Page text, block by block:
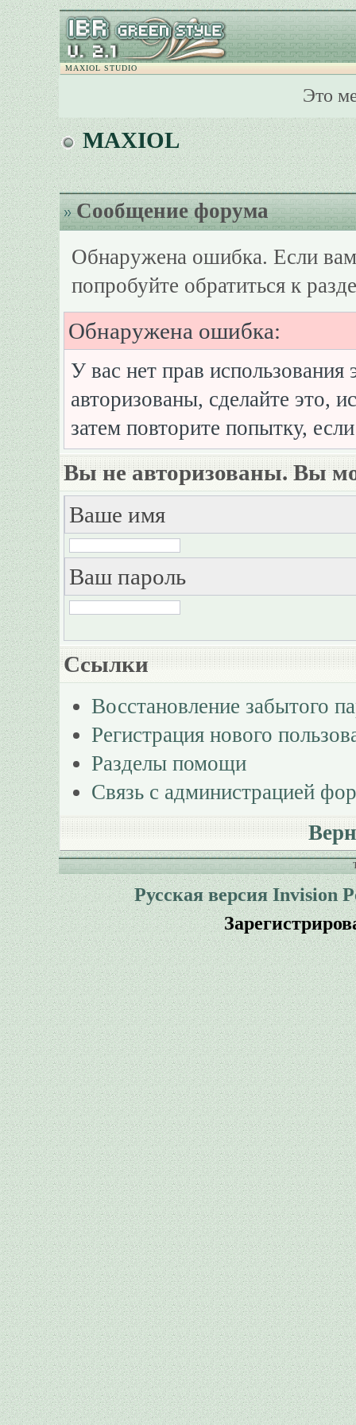
MAXIOL STUDIO
Это
MAXIOL
Сообщение форума
Обнаружена ошибка. Если
попробуйте обратиться к
Обнаружена ошибка:
У вас нет прав
авторизованы, сделайте это,
затем повторите попытку,
Вы не авторизованы. Вы
Ваше имя
Ваш пароль
Ссылки
Восстановление забытого
Регистрация нового
Разделы помощи
Связь с администрацией
Русская версия Invision